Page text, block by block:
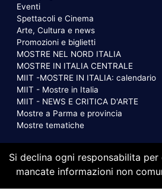
Eventi
Spettacoli e Cinema
Arte, Cultura e news
Promozioni e biglietti
MOSTRE NEL NORD ITALIA
MOSTRE IN ITALIA CENTRALE
MIIT -MOSTRE IN ITALIA: calendario
MIIT - Mostre in Italia
MIIT - NEWS E CRITICA D'ARTE
Mostre a Parma e provincia
Mostre tematiche
Si declina ogni responsabilita
mancate informazioni non